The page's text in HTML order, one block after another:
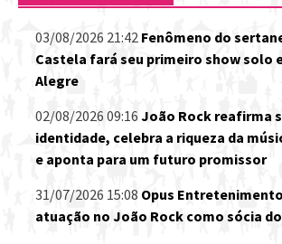
03/08/2026 21:42 Fenômeno do
Castela fará seu primeiro show solo
Alegre
02/08/2026 09:16 João Rock reafirma
identidade, celebra a riqueza da
e aponta para um futuro promissor
31/07/2026 15:08 Opus
atuação no João Rock como sócia